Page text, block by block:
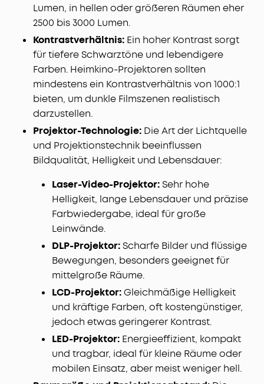
Lumen, in hellen oder größeren Räumen eher
2500 bis 3000 Lumen.
Kontrastverhältnis: Ein hoher Kontrast sorgt
für tiefere Schwarztöne und lebendigere
Farben. Heimkino-Projektoren sollten
mindestens ein Kontrastverhältnis von 1000:1
bieten, um dunkle Filmszenen realistisch
darzustellen.
Projektor-Technologie: Die Art der Lichtquelle
und Projektionstechnik beeinflussen
Bildqualität, Helligkeit und Lebensdauer:
Laser-Video-Projektor:Sehr hohe
Helligkeit, lange Lebensdauer und präzise
Farbwiedergabe, ideal für große
Leinwände.
DLP-Projektor:Scharfe Bilder und flüssige
Bewegungen, besonders geeignet für
mittelgroße Räume.
LCD-Projektor:Gleichmäßige Helligkeit
und kräftige Farben, oft kostengünstiger,
jedoch etwas geringerer Kontrast.
LED-Projektor: Energieeffizient, kompakt
und tragbar, ideal für kleine Räume oder
mobilen Einsatz, aber meist weniger hell.